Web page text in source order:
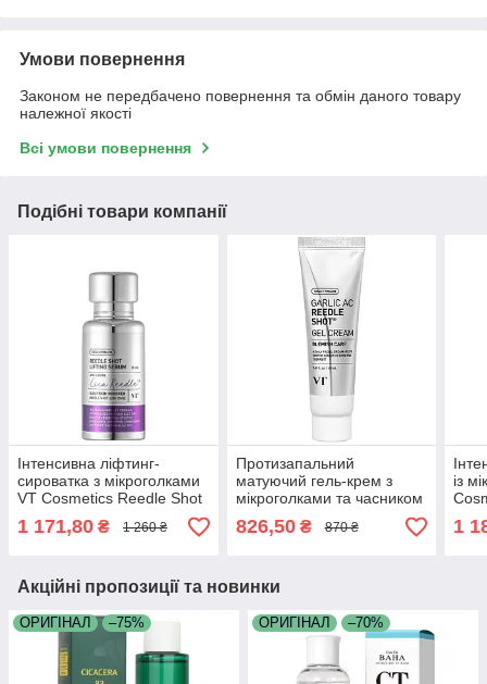
Умови повернення
Законом не передбачено повернення та обмін даного товару
належної якості
Всі умови повернення
Подібні товари компанії
Інтенсивна ліфтинг-
сироватка з мікроголками
VT Cosmetics Reedle Shot
1 171,80 ₴ 1 260 ₴
Протизапальний
матуючий гель-крем з
мікроголками та часником
Reedle Shot Gel Cream 50
826,50₴ 870 ₴
із
1
Акційні пропозиції та новинки
ОРИГІНАЛ –75% ОРИГІНАЛ –70%